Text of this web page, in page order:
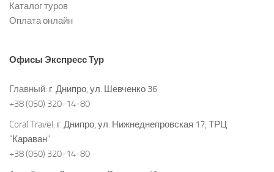
Каталог туров
Оплата онлайн
Офисы Экспресс Тур
Главный: г. Днипро, ул. Шевченко 36
+38 (050) 320-14-80
Coral Travel: г. Днипро, ул. Нижнеднепровская 17, ТРЦ
"Караван"
+38 (050) 320-14-80